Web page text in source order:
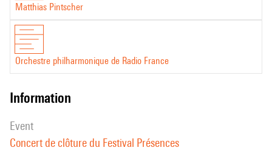
Matthias Pintscher
Orchestre philharmonique de Radio France
information
event
Concert de clôture du Festival Présences